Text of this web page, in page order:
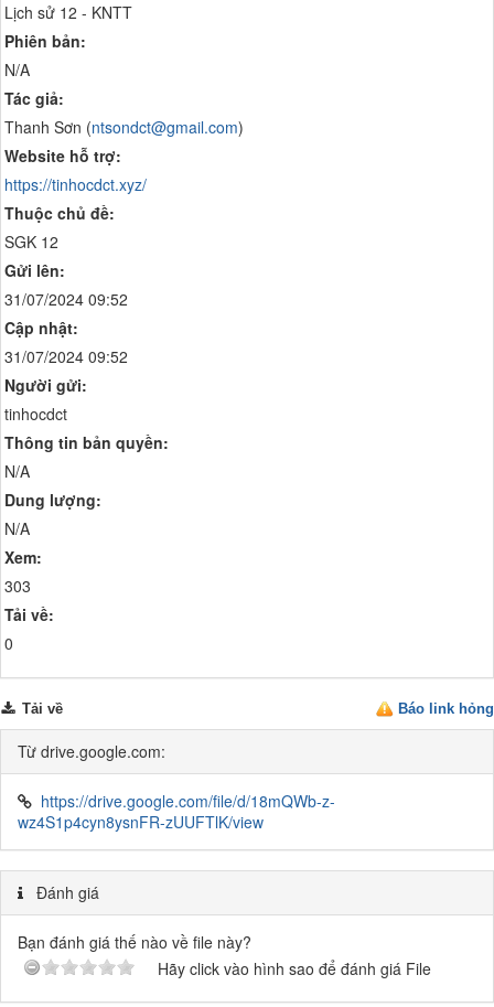
Lịch sử 12 - KNTT
Phiên bản:
N/A
Tác giả:
Thanh Sơn (ntsondct@gmail.com)
Website hỗ trợ:
https://tinhocdct.xyz/
Thuộc chủ đề:
SGK 12
Gửi lên:
31/07/2024 09:52
Cập nhật:
31/07/2024 09:52
Người gửi:
tinhocdct
Thông tin bản quyền:
N/A
Dung lượng:
N/A
Xem:
303
Tải về:
0
Báo link hỏng
Tải về
Từ drive.google.com:
https://drive.google.com/file/d/18mQWb-z-
wz4S1p4cyn8ysnFR-zUUFTlK/view
Đánh giá
Bạn đánh giá thế nào về file này?
Hãy click vào hình sao để đánh giá File